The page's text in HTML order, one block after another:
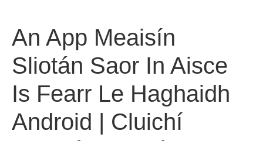
An App Meaisín
Sliotán Saor In Aisce
Is Fearr Le Haghaidh
Android | Cluichí